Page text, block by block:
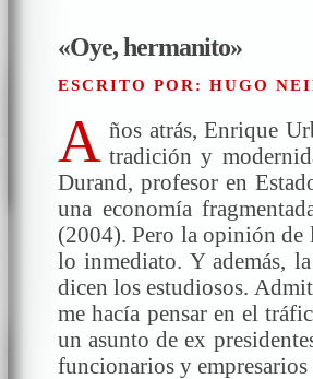
«Oye, hermanito»
ESCRITO POR: HUGO
A ños atrás, Enrique
tradición y
Durand, profesor en
una economía
(2004). Pero la opinión de
lo inmediato. Y además,
dicen los estudiosos.
me hacía pensar en el
un asunto de ex
funcionarios y empresarios